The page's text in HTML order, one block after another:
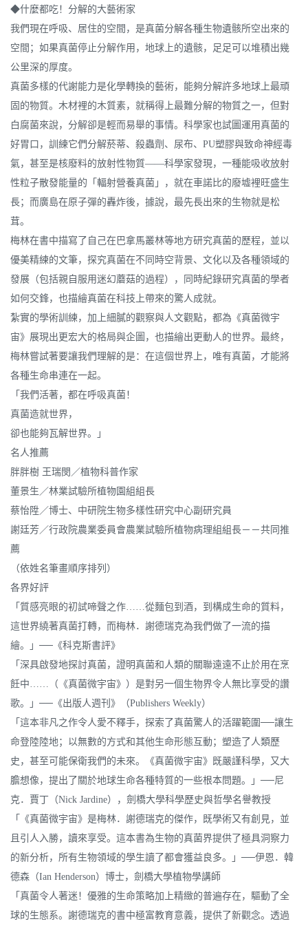
◆什麼都吃！分解的大藝術家
我們現在呼吸、居住的空間，是真菌分解各種生物遺骸所空出來的
空間；如果真菌停止分解作用，地球上的遺骸，足足可以堆積出幾
公里深的厚度。
真菌多樣的代謝能力是化學轉換的藝術，能夠分解許多地球上最頑
固的物質。木材裡的木質素，就稱得上最難分解的物質之一，但對
白腐菌來說，分解卻是輕而易舉的事情。科學家也試圖運用真菌的
好胃口，訓練它們分解菸蒂、殺蟲劑、尿布、PU塑膠與致命神經毒
氣，甚至是核廢料的放射性物質——科學家發現，一種能吸收放射
性粒子散發能量的「輻射營養真菌」，就在車諾比的廢墟裡旺盛生
長；而廣島在原子彈的轟炸後，據說，最先長出來的生物就是松
茸。
梅林在書中描寫了自己在巴拿馬叢林等地方研究真菌的歷程，並以
優美精練的文筆，探究真菌在不同時空背景、文化以及各種領域的
發展（包括親自服用迷幻蘑菇的過程），同時紀錄研究真菌的學者
如何交鋒，也描繪真菌在科技上帶來的驚人成就。
紮實的學術訓練，加上細膩的觀察與人文觀點，都為《真菌微宇
宙》展現出更宏大的格局與企圖，也描繪出更動人的世界。最終，
梅林嘗試著要讓我們理解的是：在這個世界上，唯有真菌，才能將
各種生命串連在一起。
「我們活著，都在呼吸真菌！
真菌造就世界，
卻也能夠瓦解世界。」
名人推薦
胖胖樹 王瑞閔／植物科普作家
董景生／林業試驗所植物園組組長
蔡怡陞／博士、中研院生物多樣性研究中心副研究員
謝廷芳／行政院農業委員會農業試驗所植物病理組組長－－共同推
薦
（依姓名筆畫順序排列）
各界好評
「質感亮眼的初試啼聲之作……從麵包到酒，到構成生命的質料，
這世界繞著真菌打轉，而梅林．謝德瑞克為我們做了一流的描
繪。」──《科克斯書評》
「深具啟發地探討真菌，證明真菌和人類的關聯遠遠不止於用在烹
飪中……（《真菌微宇宙》）是對另一個生物界令人無比享受的讚
歌。」──《出版人週刊》（Publishers Weekly）
「這本非凡之作令人愛不釋手，探索了真菌驚人的活躍範圍──讓生
命登陸陸地；以無數的方式和其他生命形態互動；塑造了人類歷
史，甚至可能保衛我們的未來。《真菌微宇宙》既嚴謹科學，又大
膽想像，提出了關於地球生命各種特質的一些根本問題。」──尼
克．賈丁（Nick Jardine），劍橋大學科學歷史與哲學名譽教授
「《真菌微宇宙》是梅林．謝德瑞克的傑作，既學術又有創見，並
且引人入勝，讀來享受。這本書為生物的真菌界提供了極具洞察力
的新分析，所有生物領域的學生讀了都會獲益良多。」──伊恩．韓
德森（Ian Henderson）博士，劍橋大學植物學講師
「真菌令人著迷！優雅的生命策略加上精緻的普遍存在，驅動了全
球的生態系。謝德瑞克的書中極富教育意義，提供了新觀念。透過